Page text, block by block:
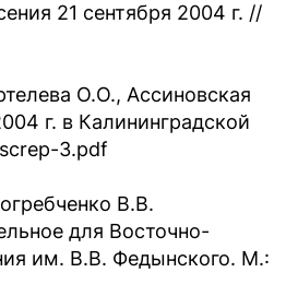
21 сентября 2004 г. //
О.О., Ассиновская
г. в Калининградской
3.pdf
В.В.
для Восточно-
им. В.В. Федынского. М.: